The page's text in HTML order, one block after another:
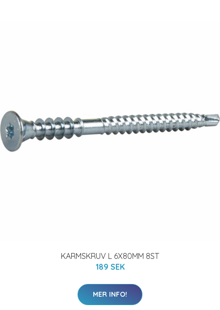
KARMSKRUV L 6X80MM 8ST
189 SEK
MER INFO!